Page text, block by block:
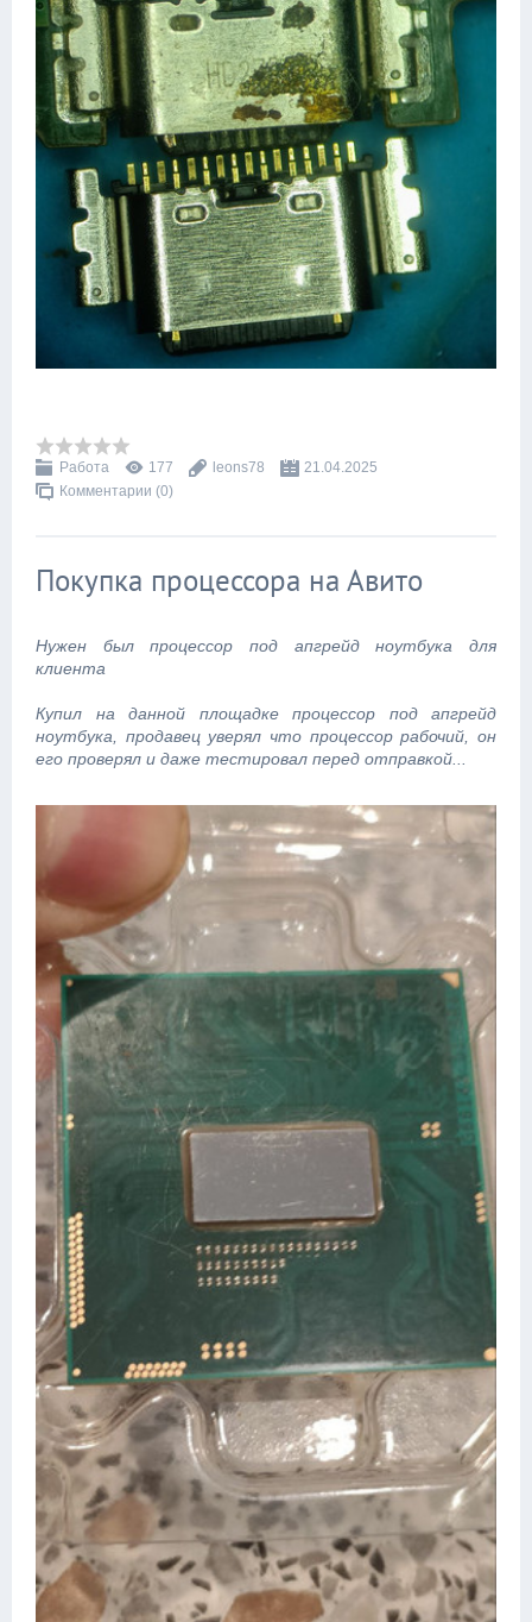
Работа 177 leons78
21.04.2025
Комментарии (0)
Покупка процессора на Авито
Нужен был процессор под апгрейд ноутбука для
клиента
Купил на данной площадке процессор под апгрейд
ноутбука, продавец уверял что процессор рабочий, он
его проверял и даже тестировал перед отправкой...